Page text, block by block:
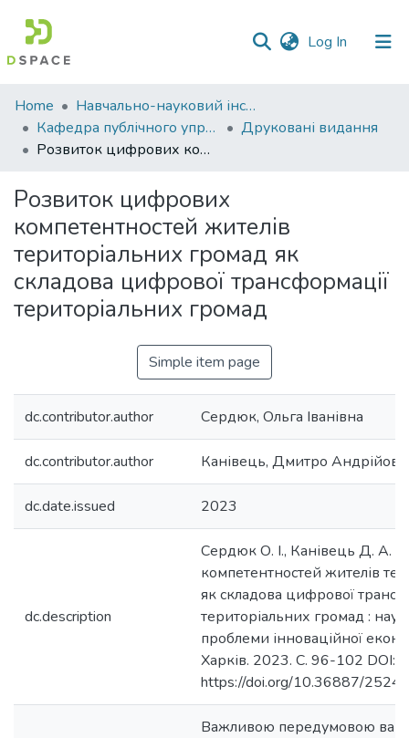
Log In (current)
Communities
&
Collections
Statistics
Home
Навчально-науковий інститут економіки, управління, права та інформаційних технологій
Кафедра публічного управління та адміністрування
Друковані видання
Розвиток цифрових компетентностей жителів територіальних громад як складова цифрової трансформації територіальних громад
Розвиток цифрових
компетентностей жителів
територіальних громад як
складова цифрової трансформації
територіальних громад
Simple item page
dc.contributor.author Сердюк, Ольга Іванівна
dc.contributor.author Канівець, Дмитро
dc.date.issued 2023
dc.description
Сердюк О. І., Канівець Д. А.
компетентностей жителів
як складова цифрової
територіальних громад :
проблеми інноваційної
Харків. 2023. С. 96-102 DOI:
https://doi.org/10.36887/
Важливою передумовою